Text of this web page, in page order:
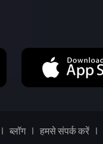
ब्लॉग हमसे संपर्क करें